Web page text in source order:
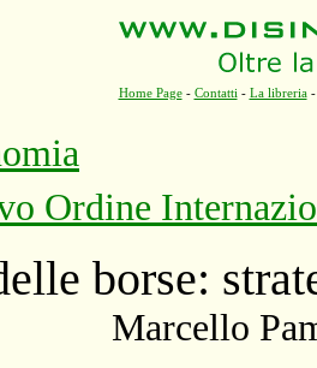
Home Page- Contatti - La libreria
Ordine
borse:
Marcello